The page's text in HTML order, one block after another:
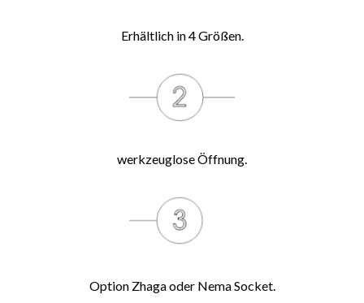
Erhältlich in 4 Größen.
werkzeuglose Öffnung.
Option Zhaga oder Nema Socket.